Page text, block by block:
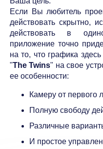
Если Вы любитель
действовать скрытно,
действовать в
приложение точно
на то, что графика
"The Twins" на свое
ее особенности:
Камеру от первого
Полную свободу
Различные
И простое